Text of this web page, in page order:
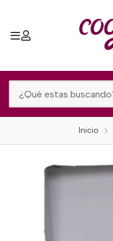
Inicio